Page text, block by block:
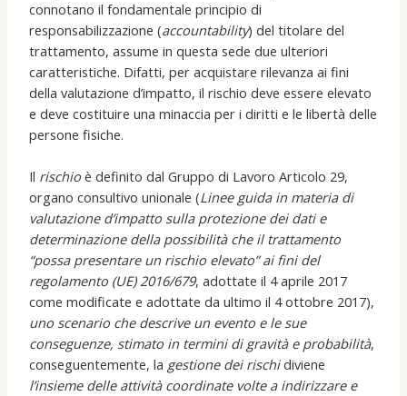
connotano il fondamentale principio di
responsabilizzazione (accountability) del titolare del
trattamento, assume in questa sede due ulteriori
caratteristiche. Difatti, per acquistare rilevanza ai fini
della valutazione d’impatto, il rischio deve essere elevato
e deve costituire una minaccia per i diritti e le libertà delle
persone fisiche.
Il rischio è definito dal Gruppo di Lavoro Articolo 29,
organo consultivo unionale (Linee guida in materia di
valutazione d’impatto sulla protezione dei dati e
determinazione della possibilità che il trattamento
“possa presentare un rischio elevato” ai fini del
regolamento (UE) 2016/679, adottate il 4 aprile 2017
come modificate e adottate da ultimo il 4 ottobre 2017),
uno scenario che descrive un evento e le sue
conseguenze, stimato in termini di gravità e probabilità,
conseguentemente, la gestione dei rischidiviene
l’insieme delle attività coordinate volte a indirizzare e